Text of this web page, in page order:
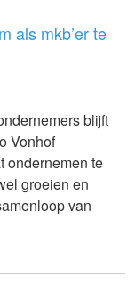
als mkb’er te
blijft
Vonhof
ondernemen te
groeien en
van